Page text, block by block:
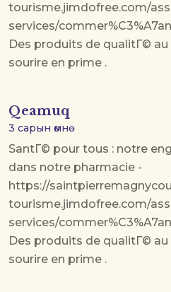
tourisme.jimdofree.com/
services/
Des produits de qualitГ© au
sourire en prime .
Qeamuq
3 сарын өмнө
SantГ© pour tous : notre
dans notre pharmacie -
https://
tourisme.jimdofree.com/
services/
Des produits de qualitГ© au
sourire en prime .